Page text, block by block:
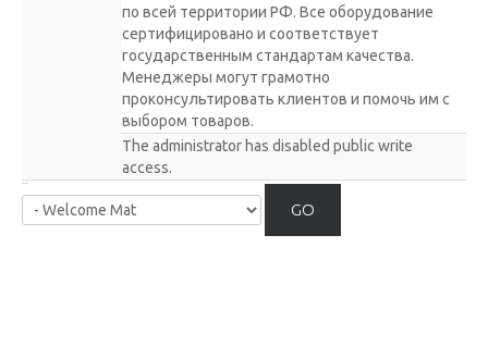
по всей территории РФ. Все оборудование
сертифицировано и соответствует
государственным стандартам качества.
Менеджеры могут грамотно
проконсультировать клиентов и помочь им с
выбором товаров.
The administrator has disabled public write
access.
GO